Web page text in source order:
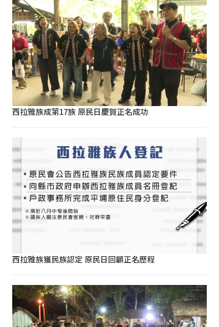
西拉雅族成第17族 原民日慶賀正名成功
西拉雅族獲民族認定 原民日回顧正名歷程